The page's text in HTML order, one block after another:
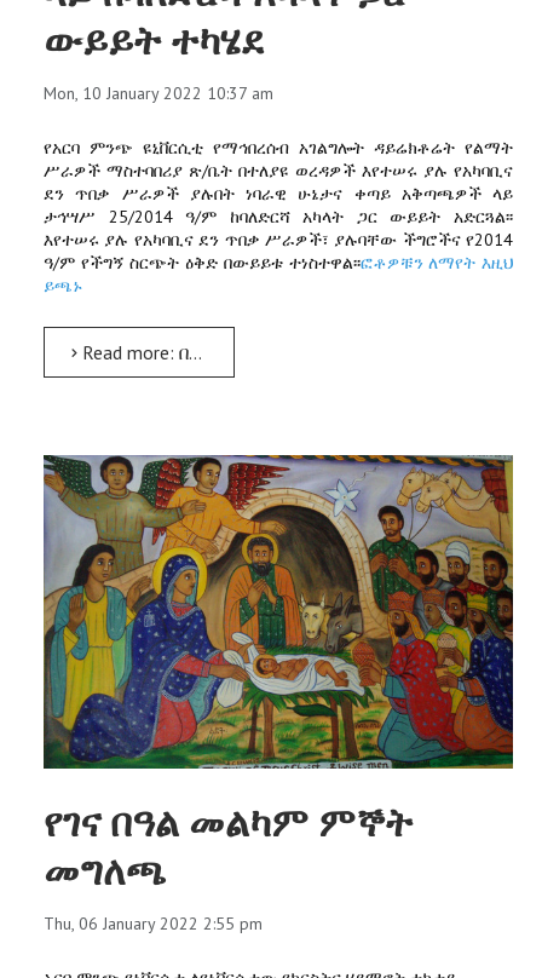
ውይይት ተካሄደ
Mon, 10 January 2022 10:37 am
የአርባ ምንጭ ዩኒቨርሲቲ የማኅበረሰብ አገልግሎት ዳይሬክቶሬት የልማት
ሥራዎች ማስተባበሪያ ጽ/ቤት በተለያዩ ወረዳዎች እየተሠሩ ያሉ የአካባቢና
ደን ጥበቃ ሥራዎች ያሉበት ነባራዊ ሁኔታና ቀጣይ አቅጣጫዎች ላይ
ታኅሣሥ 25/2014 ዓ/ም ከባለድርሻ አካላት ጋር ውይይት አድርጓል፡፡
እየተሠሩ ያሉ የአካባቢና ደን ጥበቃ ሥራዎች፣ ያሉባቸው ችግሮችና የ2014
ዓ/ም የችግኝ ስርጭት ዕቅድ በውይይቱ ተነስተዋል፡፡ፎቶዎቹን ለማየት እዚህ
ይጫኑ
Read more: በተለያዩ ወረዳዎች እየተሠሩ ያሉ የአካባቢና ደን ጥበቃ ሥራዎች ላይ ከባለድርሻ አካላት ጋር ውይይት ተካሄደ
የገና በዓል መልካም ምኞት
መግለጫ
Thu, 06 January 2022 2:55 pm